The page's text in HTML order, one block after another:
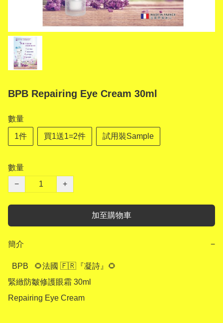
BPB Repairing Eye Cream 30ml
數量
1件 買1送1=2件 試用裝Sample
數量
−
+
加至購物車
簡介 −
緊緻防皺修護眼霜 30ml
Repairing Eye Cream